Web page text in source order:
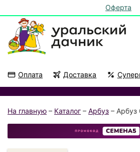
Оферта
Оплата Доставка
На главную – Каталог – Арбуз –